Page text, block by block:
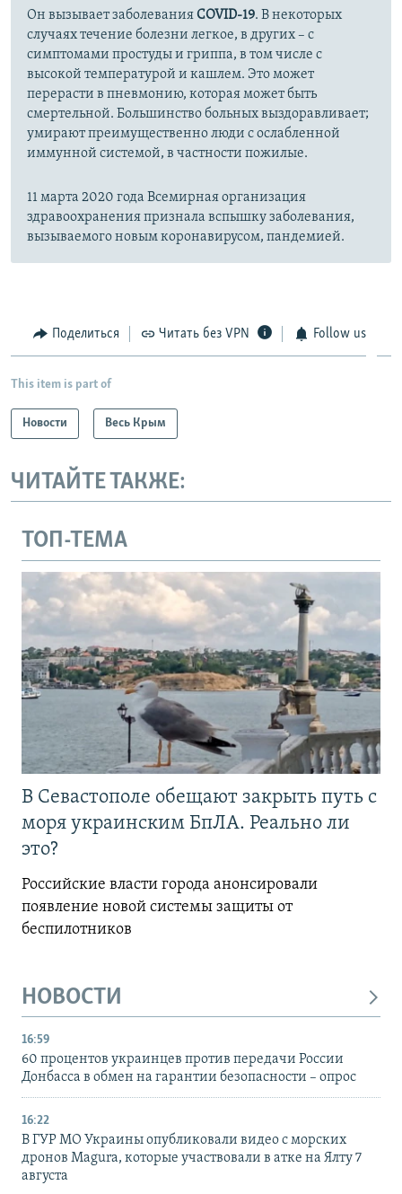
Он вызывает заболеванияCOVID-19. В некоторых
случаях течение болезни легкое, в других – с
симптомами простуды и гриппа, в том числе с
высокой температурой и кашлем. Это может
перерасти в пневмонию, которая может быть
смертельной. Большинство больных выздоравливает;
умирают преимущественно люди с ослабленной
иммунной системой, в частности пожилые.
11 марта 2020 года Всемирная организация
здравоохранения признала вспышку заболевания,
вызываемого новым коронавирусом, пандемией.
Поделиться Читать без VPN Follow us
This item is part of
Новости Весь Крым
ЧИТАЙТЕ ТАКЖЕ:
ТОП-ТЕМА
В Севастополе обещают закрыть путь с
моря украинским БпЛА. Реально ли
это?
Российские власти города анонсировали
появление новой системы защиты от
беспилотников
НОВОСТИ
16:59
60 процентов украинцев против передачи России
Донбасса в обмен на гарантии безопасности – опрос
16:22
В ГУР МО Украины опубликовали видео с морских
дронов Magura, которые участвовали в атке на Ялту 7
августа